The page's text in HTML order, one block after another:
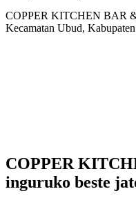
COPPER KITCHEN BAR
Kecamatan Ubud,
COPPER
inguruko beste